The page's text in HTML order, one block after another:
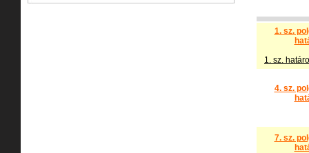
1. sz.
1. sz.
4. sz.
7. sz.